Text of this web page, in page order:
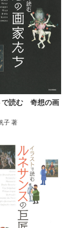
で読む 奇想の画
子 著